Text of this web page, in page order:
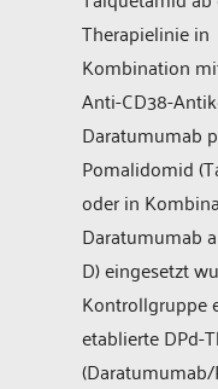
Therapielinie in
Kombination
Anti-CD38-
Daratumumab
Pomalidomid
oder in
Daratumumab
D) eingesetzt
Kontrollgruppe
etablierte DPd-